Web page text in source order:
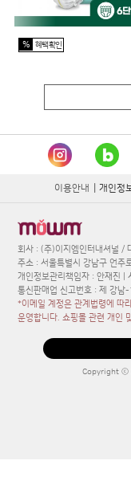
% 혜택확인
이용안내 개인정
회사 : (주)이지엠인터내셔널 /
주소 : 서울특별시 강남구 언
개인정보관리책임자 : 안재
통신판매업 신고번호 : 제 강
*이메일 계정은 관계법령에 따
운영합니다. 쇼핑몰 관련 개인
Copyright ⓒ (